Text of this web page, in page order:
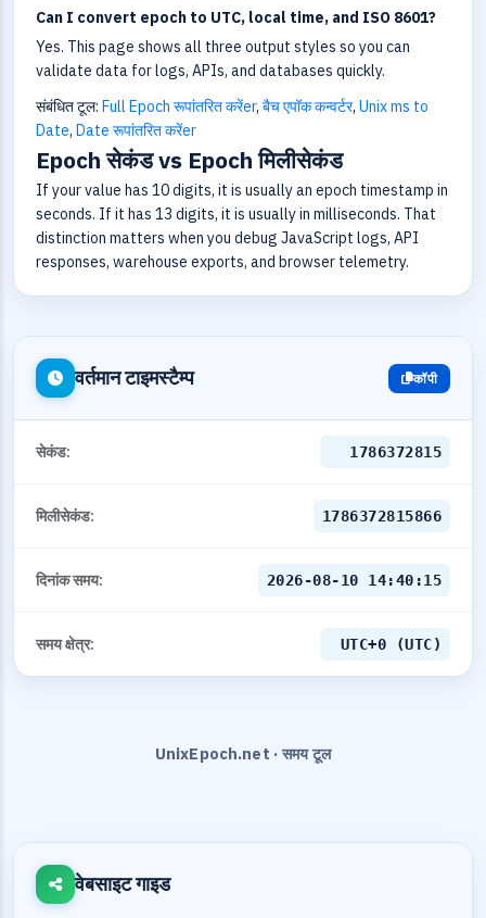
Can I convert epoch to UTC, local time, and ISO 8601?
Yes. This page shows all three output styles so you can
validate data for logs, APIs, and databases quickly.
संबंधित टूल: Full Epoch रूपांतरित करेंer, बैच एपॉक कन्वर्टर, Unix ms to
Date, Date रूपांतरित करेंer
Epoch सेकंड vs Epoch मिलीसेकंड
If your value has 10 digits, it is usually an epoch timestamp in
seconds. If it has 13 digits, it is usually in milliseconds. That
distinction matters when you debug JavaScript logs, API
responses, warehouse exports, and browser telemetry.
वर्तमान टाइमस्टैम्प कॉपी
सेकंड: 1786372815
मिलीसेकंड: 1786372815866
दिनांक समय: 2026-08-10 14:40:15
समय क्षेत्र: UTC+0 (UTC)
UnixEpoch.net · समय टूल
वेबसाइट गाइड